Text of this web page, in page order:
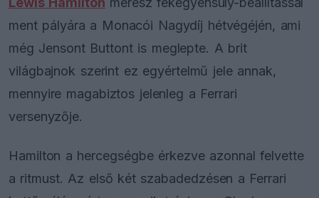
ment pályára a Monacói Nagydíj hétvégéjén, ami
még Jensont Buttont is meglepte. A brit
világbajnok szerint ez egyértelmű jele annak,
mennyire magabiztos jelenleg a Ferrari
versenyzője.
Hamilton a hercegségbe érkezve azonnal felvette
a ritmust. Az első két szabadedzésen a Ferrari